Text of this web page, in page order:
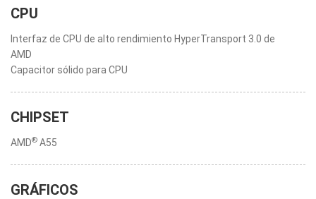
CPU
Interfaz de CPU de alto rendimiento HyperTransport 3.0 de
AMD
Capacitor sólido para CPU
CHIPSET
AMD® A55
GRÁFICOS